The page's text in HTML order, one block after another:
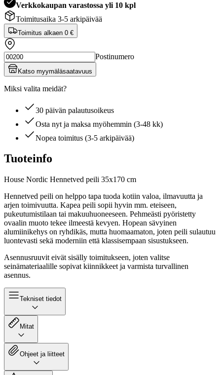
Verkkokaupan varastossa yli 10 kpl
Toimitusaika 3-5 arkipäivää
Toimitus alkaen 0 €
Postinumero
Katso myymäläsaatavuus
Miksi valita meidät?
30 päivän palautusoikeus
Osta nyt ja maksa myöhemmin (3-48 kk)
Nopea toimitus (3-5 arkipäivää)
Tuoteinfo
House Nordic Hennetved peili 35x170 cm
Hennetved peili on helppo tapa tuoda kotiin valoa, ilmavuutta ja
arjen toimivuutta. Kapea peili sopii hyvin mm. eteiseen,
pukeutumistilaan tai makuuhuoneeseen. Pehmeästi pyöristetty
ovaalin muoto tekee ilmeestä kevyen. Hopean sävyinen
alumiinikehys on ryhdikäs, mutta huomaamaton, joten peili sulautuu
luontevasti sekä moderniin että klassisempaan sisustukseen.
Asennusruuvit eivät sisälly toimitukseen, joten valitse
seinämateriaalille sopivat kiinnikkeet ja varmista turvallinen
asennus.
Tekniset tiedot
Mitat
Ohjeet ja liitteet